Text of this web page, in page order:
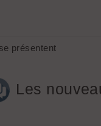
présentent
Les